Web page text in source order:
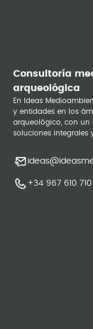
Consultoría
arqueológica
En Ideas
y entidades en los
arqueológico, con un
soluciones integrales
+34 967 610 710